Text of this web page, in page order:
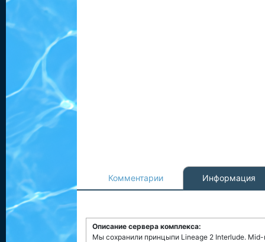
Комментарии Информация
Описание сервера комплекса:
Мы сохранили принцыпи Lineage 2 Interlude.